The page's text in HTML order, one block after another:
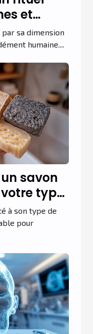
et
sa dimension
humaine....
savon
type
à son type de
pour